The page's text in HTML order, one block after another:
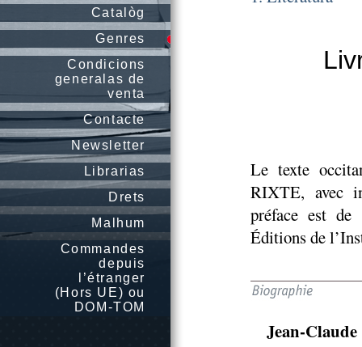
Catalòg
Genres
Condicions
generalas de
venta
Contacte
Newsletter
Librarias
Drets
Malhum
Commandes
depuis
l’étranger
(Hors UE) ou
DOM-TOM
Le texte
RIXTE, avec
préface est de
Éditions de
Jean-